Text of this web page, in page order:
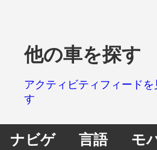
他の車を探す
アクティビティフィードを
す
ナビゲ
言語
モ